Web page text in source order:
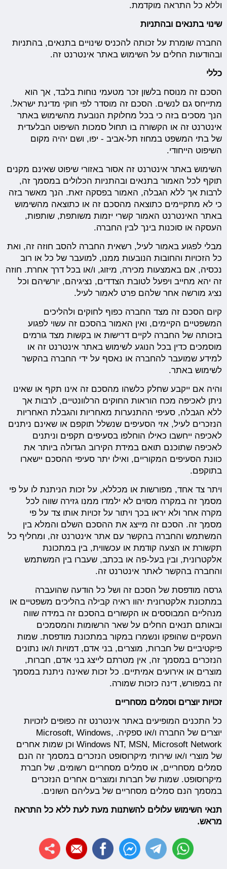
וללא כל התראה מוקדמת.
שינוי בתנאים ובהתניות
החברה שומרת על זכותה להכניס שינויים בתנאים, בהתניות
ובהודעות החלים על השימוש באתר אינטרנט זה.
כללי
הסכם זה מנוסח בלשון זכר מטעמי נוחות בלבד, אך הוא
מתייחס גם לנשים. הסכם זה מוסדר לפי חוקי מדינת ישראל.
הנך מסכים בזה כי בכל מחלוקת הנובעת מהשימוש באתר
אינטרנט זה או הקשורה בו תחול סמכות השיפוט הבלעדית
של בתי המשפט במחוז תל-אביב - יפו, ושם יהיה מקום
השיפוט הייחודי.
השימוש באתר אינטרנט זה אסור באזורי שיפוט שאינם מקנים
תוקף לכל האמור בתנאים ובהתניות הכלולים במסמך זה,
לרבות אך ללא הגבלה, האמור בפסקה זאת. הנך מאשר בזה
כי לא מתקיימים כתוצאה מהסכם זה או כתוצאה מהשימוש
באתר האינטרנט האמור קשרי יזמות משותפת, שותפות,
העסקה או סוכנות בינך לבין החברה.
מבלי לפגוע באמור לעיל, רשאית החברה להסב חוזה זה, ואת
כל הזכויות והחובות הנובעות ממנו, למועבר של כל או רוב
נכסיה, אם באמצעות מכירה, מיזוג, ו/או בכל דרך אחרת. חוזה
זה יהא מחייב ויפעל לטובת הצדדים, נציגיהם, יורשיהם וכל
נציג מורשה אחר שלהם פרט לאמור לעיל.
קיום הסכם זה מצד החברה כפוף לחוקים ולהליכים
המשפטיים הקיימים, ואין האמור בהסכם זה עשוי לפגוע
בזכותה של החברה לקיים דרישות או בקשות מצד גורמים
מוסמכים כדין בכל הנוגע לשימוש באתר אינטרנט זה או
למידע שמועבר להחברה או נאסף על ידי החברה בהקשר
לשימוש באתר.
והיה אם ייקבע שחלק כלשהו מהסכם זה אינו תקף או שאינו
ניתן לאכיפה מכח הוראות החוקים הרלוונטיים, לרבות אך
ללא הגבלה, סעיפי ההתנערות מאחריות והגבלת האחריות
הנזכרים לעיל, אזי הסעיפים שנשלל תוקפם או שאינם ניתנים
לאכיפה ייחשבו כאילו הוחלפו בסעיפים תקפים וניתנים
לאכיפה שתוכנם תואם במידת הקירוב הגדולה ביותר את
כוונת הסעיפים המקוריים, ואילו יתר סעיפי ההסכם יישארו
בתוקפם.
ויתר צד אחד, מפורשות או מכללא, על זכות הניתנת לו על פי
מסמך זה במקרה מסוים לא ילמדו ממנו גזירה שווה לכל
מקרה אחר ולא יראו בכך ויתור על זכויות אותו צד על פי
מסמך זה. הסכם זה מייצג את ההסכם השלם והמלא בין
המשתמש והחברה בהקשר עם אתר אינטרנט זה, ומחליף כל
תקשורת או הצעה קודמת או עכשווית, בין במתכונת
אלקטרונית, ובין בעל-פה או בכתב, שעברו בין המשתמש
והחברה בהקשר לאתר אינטרנט זה.
גרסה מודפסת של הסכם זה ושל כל הודעה שהועברה
במתכונת אלקטרונית יהוו ראיה קבילה בהליכים משפטיים או
מנהליים המבוססים או הקשורים בהסכם זה במידה שווה
ובאותם תנאים החלים על שאר הרשומות והמסמכים
העסקיים שהופקו ונשמרו במקור במתכונת מודפסת. שמות
פיקטיביים של חברות, מוצרים, בני אדם, דמויות ו/או נתונים
הנזכרים במסמך זה, אין מטרתם לייצג בני אדם, חברות,
מוצרים או אירועים אמיתיים. כל זכות שאינה ניתנת במסמך
זה במפורש, דינה כזכות שמורה.
זכויות יוצרים וסמלים מסחריים
כל התכנים המופיעים באתר אינטרנט זה כפופים לזכויות
יוצרים של החברה ו/או ספקיה. Microsoft, Windows,
Windows NT, MSN, Microsoft Network וכן שמות אחרים
של מוצרי ו/או שירותי מיקרוסופט הנזכרים במסמך זה הנם
סמלים מסחריים, או סמלים מסחריים רשומים, של חברת
מיקרוסופט. שמות של חברות ומוצרים אחרים הנזכרים
במסמך הנם סמלים מסחריים של בעליהם השונים.
תנאי השימוש עלולים להשתנות מעת לעת ללא כל התראה
מראש.